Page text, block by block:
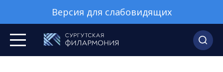
Версия для слабовидящих